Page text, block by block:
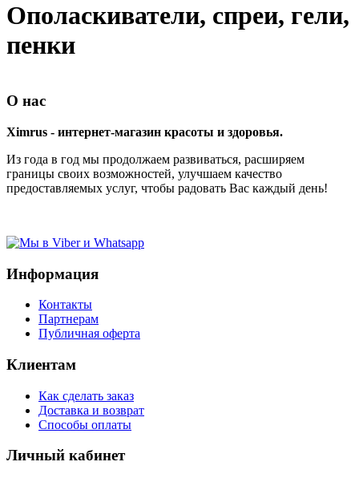
Ополаскиватели, спреи, гели,
пенки
О нас
Ximrus - интернет-магазин красоты и здоровья.
Из года в год мы продолжаем развиваться, расширяем
границы своих возможностей, улучшаем качество
предоставляемых услуг, чтобы радовать Вас каждый день!
Информация
Контакты
Партнерам
Публичная оферта
Клиентам
Как сделать заказ
Доставка и возврат
Способы оплаты
Личный кабинет